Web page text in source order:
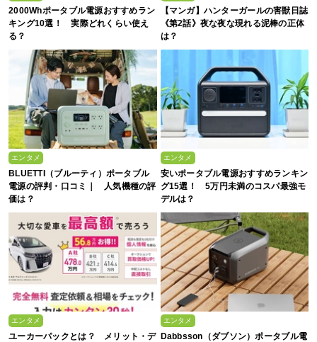
2000Whポータブル電源おすすめラン
キング10選！ 実際どれくらい使え
る？
【マンガ】ハンターガールの害獣日誌
《第2話》夜な夜な現れる泥棒の正体
は？
エンタメ
BLUETTI（ブルーティ）ポータブル
電源の評判・口コミ｜ 人気機種の評
価は？
エンタメ
安いポータブル電源おすすめランキン
グ15選！ 5万円未満のコスパ最強モ
デルは？
エンタメ
ユーカーパックとは？ メリット・デ
エンタメ
Dabbsson（ダブソン）ポータブル電